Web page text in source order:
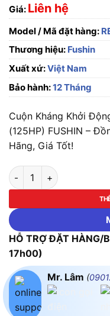
Giá: Liên hệ
Model / Mã đặt hàng:
Thương hiệu: Fushin
Xuất xứ:Việt Nam
Bảo hành:12 Tháng
Cuộn Kháng Khởi
(125HP) FUSHIN –
Hãng, Giá Tốt!
Cuộn Kháng Khởi Động
HỖ TRỢ ĐẶT
17h00)
Mr. Lâm (